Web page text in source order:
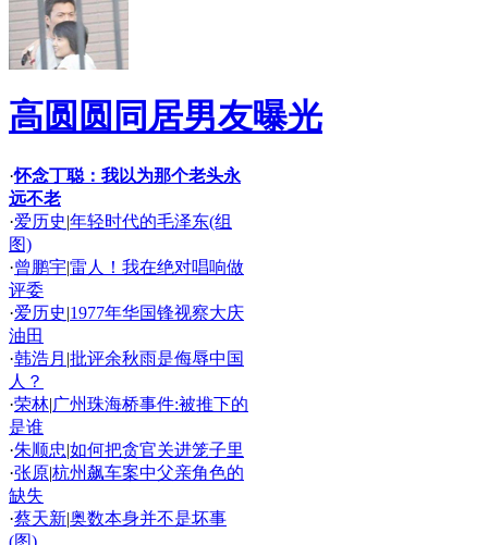
高圆圆同居男友曝光
·怀念丁聪：我以为那个老头永
远不老
·爱历史|年轻时代的毛泽东(组
图)
·曾鹏宇|雷人！我在绝对唱响做
评委
·爱历史|1977年华国锋视察大庆
油田
·韩浩月 |批评余秋雨是侮辱中国
人？
·荣林|广州珠海桥事件:被推下的
是谁
·朱顺忠|如何把贪官关进笼子里
·张原|杭州飙车案中父亲角色的
缺失
·蔡天新|奥数本身并不是坏事